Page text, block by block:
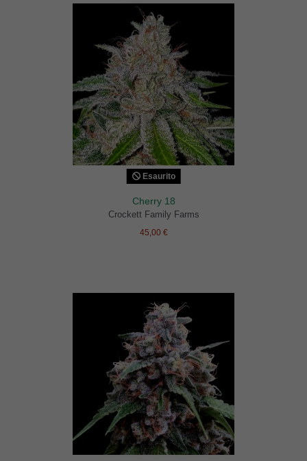
Esaurito
Cherry 18
Crockett Family Farms
45,00 €